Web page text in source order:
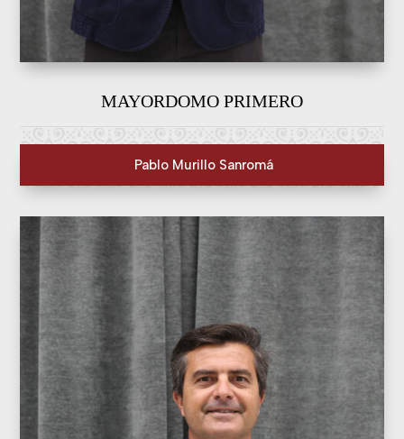
MAYORDOMO PRIMERO
Pablo Murillo Sanromá